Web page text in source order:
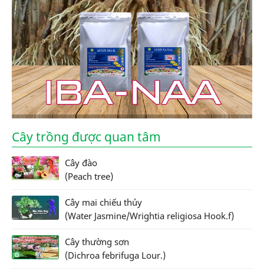
Cây trồng được quan tâm
Cây đào
(Peach tree)
Cây mai chiếu thủy
(Water Jasmine/Wrightia religiosa Hook.f)
Cây thường sơn
(Dichroa febrifuga Lour.)